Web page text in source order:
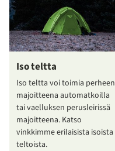
Iso teltta
Iso teltta voi toimia perheen
majoitteena automatkoilla
tai vaelluksen perusleirissä
majoitteena. Katso
vinkkimme erilaisista isoista
teltoista.